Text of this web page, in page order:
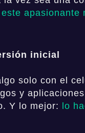
apasionante
inicial
solo con el
y
Y lo mejor: lo